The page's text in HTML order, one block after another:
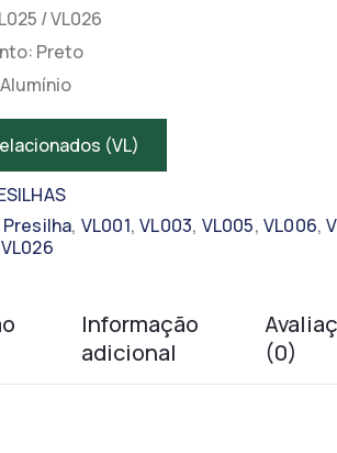
/ VL026
Preto
(VL)
Presilha, VL001,VL003, VL005,VL006,
VL026
Informação
adicional
(0)